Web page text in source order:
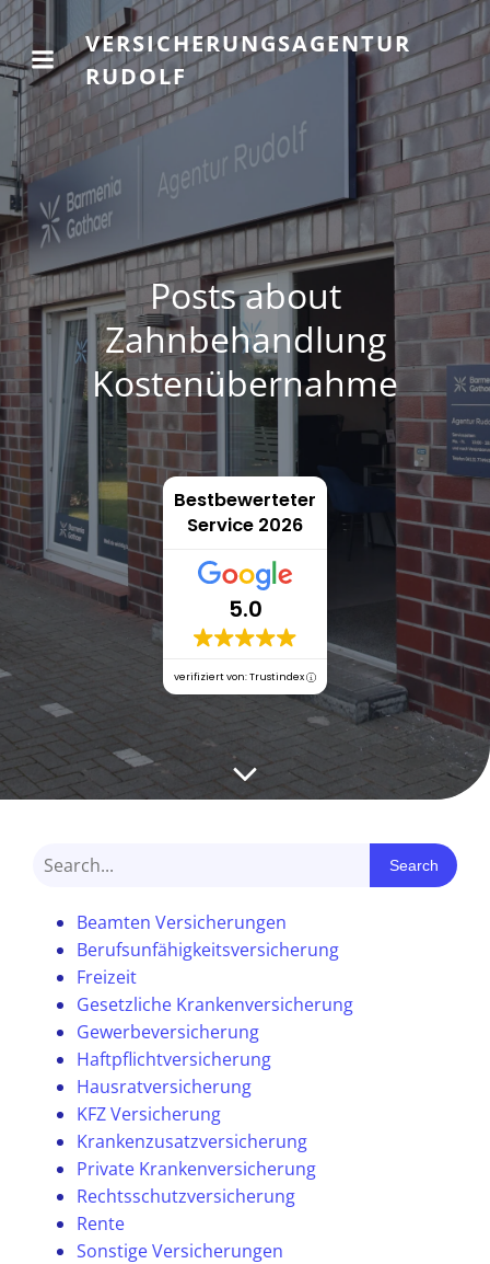
VERSICHERUNGSAGENTUR
RUDOLF
Posts about
Zahnbehandlung
Kostenübernahme
Bestbewerteter
Service 2026
5.0
verifiziert von: Trustindex
Search
Beamten Versicherungen
Berufsunfähigkeitsversicherung
Freizeit
Gesetzliche Krankenversicherung
Gewerbeversicherung
Haftpflichtversicherung
Hausratversicherung
KFZ Versicherung
Krankenzusatzversicherung
Private Krankenversicherung
Rechtsschutzversicherung
Rente
Sonstige Versicherungen